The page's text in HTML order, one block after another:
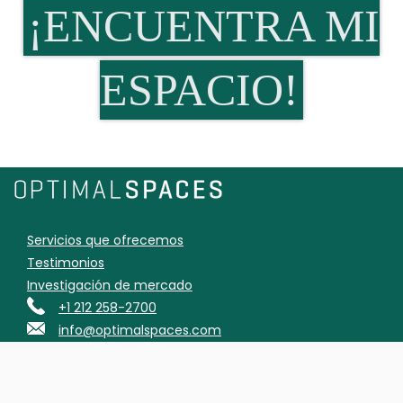
¡ENCUENTRA MI
ESPACIO!
Servicios que ofrecemos
Testimonios
Investigación de mercado
+1 212 258-2700
info@optimalspaces.com